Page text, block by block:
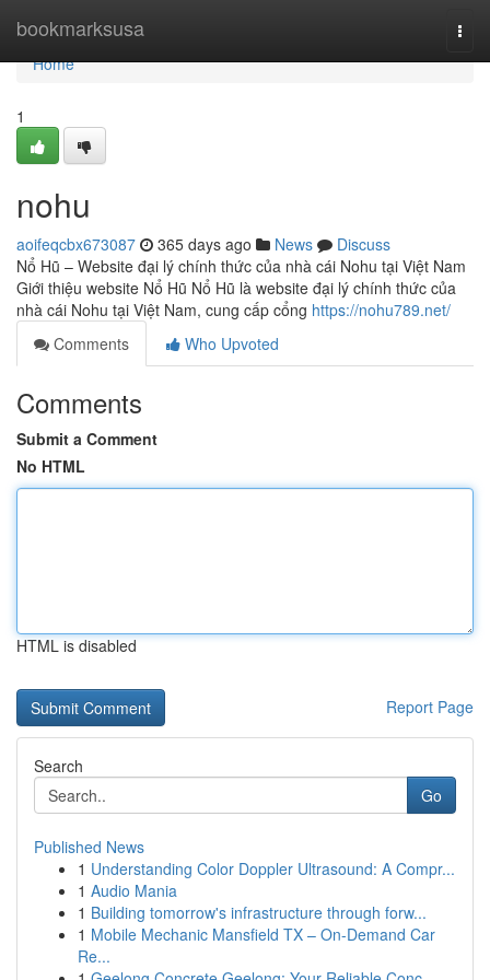
bookmarksusa
Home
Home
1
nohu
aoifeqcbx673087 365 days ago News
Discuss
Nổ Hũ – Website đại lý chính thức của nhà cái Nohu tại Việt Nam
Giới thiệu website Nổ Hũ Nổ Hũ là website đại lý chính thức của
nhà cái Nohu tại Việt Nam, cung cấp cổng https://nohu789.net/
Comments
Who Upvoted
Comments
Submit a Comment
No HTML
HTML is disabled
Report Page
Search
Go
Published News
1 Understanding Color Doppler Ultrasound: A Compr...
1 Audio Mania
1 Building tomorrow's infrastructure through forw...
1 Mobile Mechanic Mansfield TX – On-Demand Car
Re...